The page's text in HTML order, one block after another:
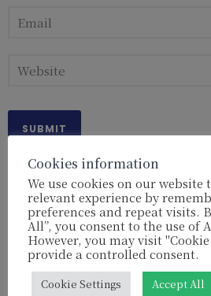
Read more:
French MEP Rima
European Parliament
[REPORT]
Cookies information
We use cookies on our website
relevant experience by
preferences and repeat visits.
All”, you consent to the use of
However, you may visit
provide a controlled consent.
Cookie Settings Accept All